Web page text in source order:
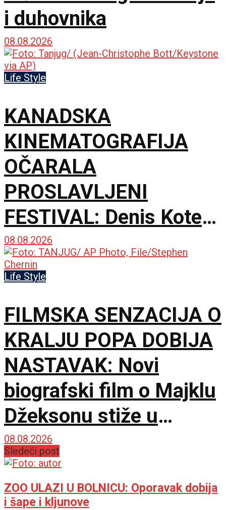
i duhovnika
08.08.2026
Life Style
KANADSKA
KINEMATOGRAFIJA
OČARALA
PROSLAVLJENI
FESTIVAL: Denis Kote
predstavio novu dramu
na 79. izdanju u
08.08.2026
Life Style
FILMSKA SENZACIJA O
KRALJU POPA DOBIJA
NASTAVAK: Novi
biografski film o Majklu
Džeksonu stiže u
bioskope
08.08.2026
Sledeći post
ZOO ULAZI U BOLNICU: Oporavak dobija
i šape i kljunove